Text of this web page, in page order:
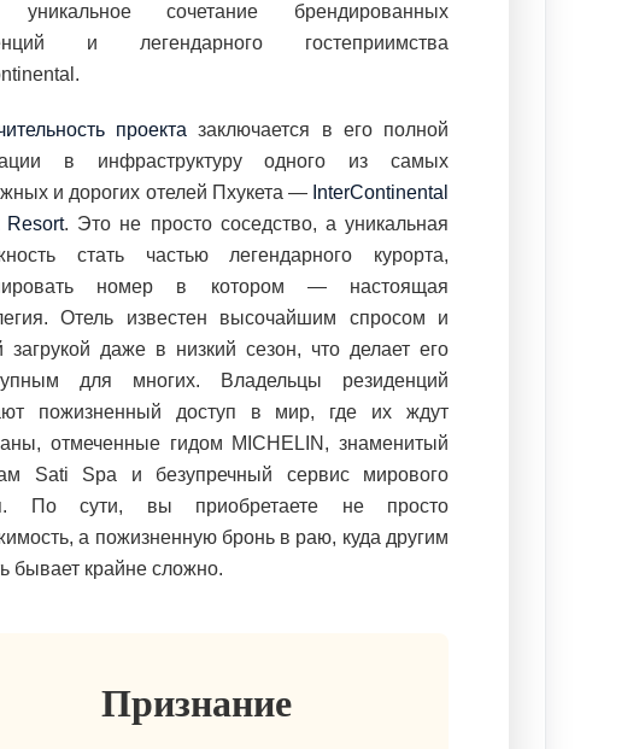
уникальное сочетание брендированных
и легендарного гостеприимства
проекта заключается в его полной
в инфраструктуру одного из самых
и дорогих отелей Пхукета — InterContinental
Resort. Это не просто соседство, а уникальная
стать частью легендарного курорта,
номер в котором — настоящая
Отель известен высочайшим спросом и
загрукой даже в низкий сезон, что делает его
для многих. Владельцы резиденций
пожизненный доступ в мир, где их ждут
отмеченные гидом MICHELIN, знаменитый
Sati Spa и безупречный сервис мирового
По сути, вы приобретаете не просто
а пожизненную бронь в раю, куда другим
бывает крайне сложно.
Признание